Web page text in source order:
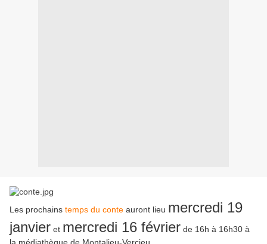
Les prochains temps du conte auront lieu mercredi 19
janvier et mercredi 16 février de 16h à 16h30 à